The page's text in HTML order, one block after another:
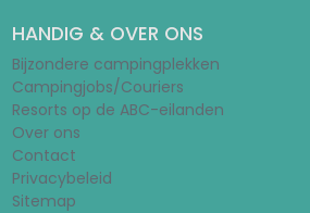
HANDIG & OVER ONS
Bijzondere campingplekken
Campingjobs/Couriers
Resorts op de ABC-eilanden
Over ons
Contact
Privacybeleid
Sitemap